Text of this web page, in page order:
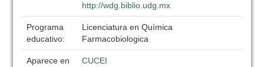
http://wdg.biblio.udg.mx
Programa
educativo:
Licenciatura en Química
Farmacobiologica
Aparece en
CUCEI